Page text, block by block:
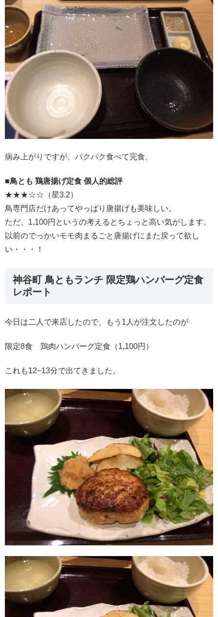
病み上がりですが、パクパク食べて完食。
■鳥とも 鶏唐揚げ定食 個人的総評
★★★☆☆（星3.2）
鳥専門店だけあってやっぱり唐揚げも美味しい。
ただ、1,100円というの考えるとちょっと高い気がします。
以前のでっかいモモ肉まるごと唐揚げにまた戻って欲し
い・・・！
神谷町 鳥ともランチ 限定鶏ハンバーグ定食
レポート
今日は二人で来店したので、もう1人が注文したのが
限定8食 鶏肉ハンバーグ定食（1,100円）
これも12−13分で出てきました。